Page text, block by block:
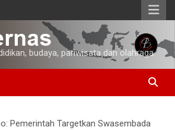
budaya, pariwisata dan olahraga
Pemerintah Targetkan Swasembada